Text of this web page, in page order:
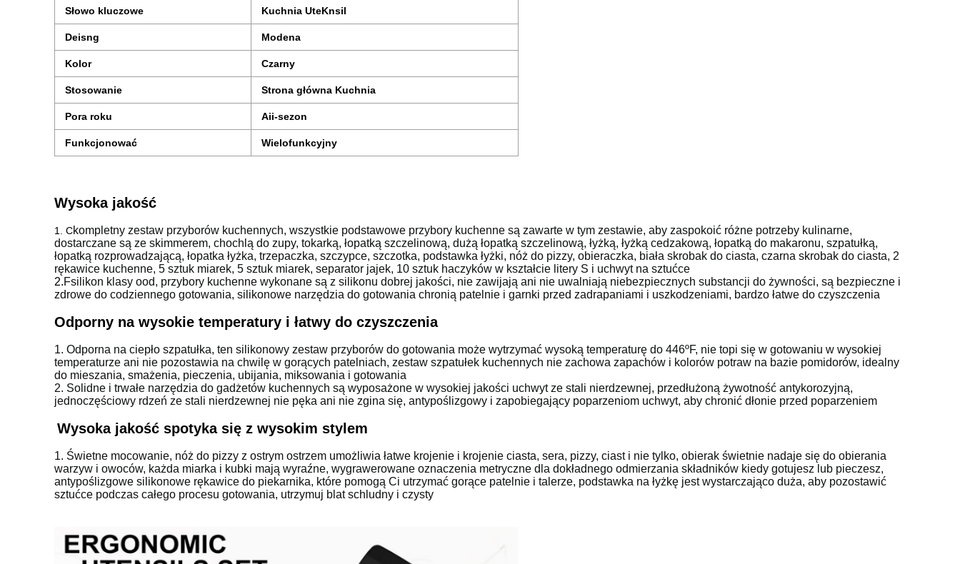
Słowo kluczowe Kuchnia UteKnsil
Deisng Modena
Kolor Czarny
Stosowanie Strona główna Kuchnia
Pora roku Aii-sezon
Funkcjonować Wielofunkcyjny
Wysoka jakość
1. Ckompletny zestaw przyborów kuchennych, wszystkie podstawowe przybory kuchenne są zawarte w tym zestawie, aby zaspokoić różne potrzeby kulinarne,
dostarczane są ze skimmerem, chochlą do zupy, tokarką, łopatką szczelinową, dużą łopatką szczelinową, łyżką, łyżką cedzakową, łopatką do makaronu, szpatułką,
łopatką rozprowadzającą, łopatka łyżka, trzepaczka, szczypce, szczotka, podstawka łyżki, nóż do pizzy, obieraczka, biała skrobak do ciasta, czarna skrobak do ciasta, 2
rękawice kuchenne, 5 sztuk miarek, 5 sztuk miarek, separator jajek, 10 sztuk haczyków w kształcie litery S i uchwyt na sztućce
2.Fsilikon klasy ood, przybory kuchenne wykonane są z silikonu dobrej jakości, nie zawijają ani nie uwalniają niebezpiecznych substancji do żywności, są bezpieczne i
zdrowe do codziennego gotowania, silikonowe narzędzia do gotowania chronią patelnie i garnki przed zadrapaniami i uszkodzeniami, bardzo łatwe do czyszczenia
Odporny na wysokie temperatury i łatwy do czyszczenia
1. Odporna na ciepło szpatułka, ten silikonowy zestaw przyborów do gotowania może wytrzymać wysoką temperaturę do 446ºF, nie topi się w gotowaniu w wysokiej
temperaturze ani nie pozostawia na chwilę w gorących patelniach, zestaw szpatułek kuchennych nie zachowa zapachów i kolorów potraw na bazie pomidorów, idealny
do mieszania, smażenia, pieczenia, ubijania, miksowania i gotowania
2. Solidne i trwałe narzędzia do gadżetów kuchennych są wyposażone w wysokiej jakości uchwyt ze stali nierdzewnej, przedłużoną żywotność antykorozyjną,
jednoczęściowy rdzeń ze stali nierdzewnej nie pęka ani nie zgina się, antypoślizgowy i zapobiegający poparzeniom uchwyt, aby chronić dłonie przed poparzeniem
Wysoka jakość spotyka się z wysokim stylem
1. Świetne mocowanie, nóż do pizzy z ostrym ostrzem umożliwia łatwe krojenie i krojenie ciasta, sera, pizzy, ciast i nie tylko, obierak świetnie nadaje się do obierania
warzyw i owoców, każda miarka i kubki mają wyraźne, wygrawerowane oznaczenia metryczne dla dokładnego odmierzania składników kiedy gotujesz lub pieczesz,
antypoślizgowe silikonowe rękawice do piekarnika, które pomogą Ci utrzymać gorące patelnie i talerze, podstawka na łyżkę jest wystarczająco duża, aby pozostawić
sztućce podczas całego procesu gotowania, utrzymuj blat schludny i czysty